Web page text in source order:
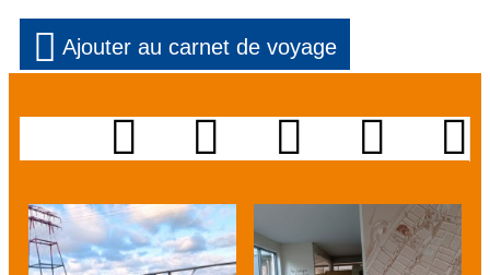
Ajouter au carnet de voyage